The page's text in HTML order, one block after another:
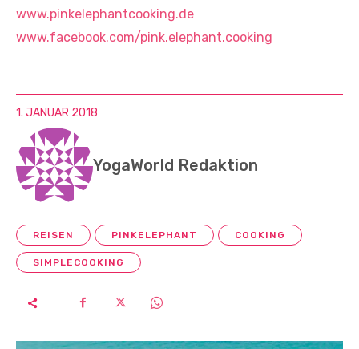
www.pinkelephantcooking.de
www.facebook.com/pink.elephant.cooking
1. JANUAR 2018
YogaWorld Redaktion
REISEN PINKELEPHANT COOKING
SIMPLECOOKING